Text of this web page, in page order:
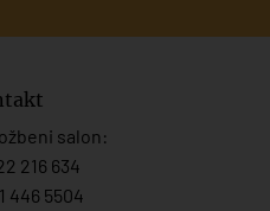
salon:
216 634
446 5504